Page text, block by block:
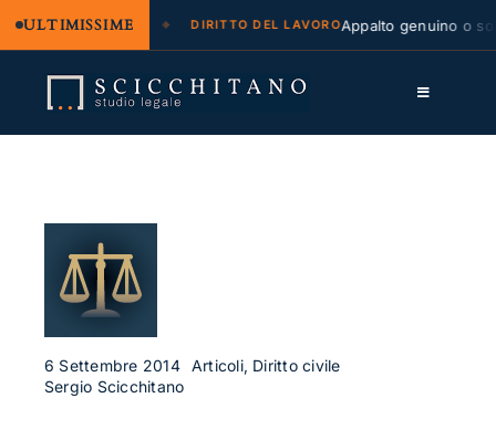
ULTIMISSIME
e regresso DIRITTO DEL LAVOROAppalto genuino o
contenuto
Toggle
Approfondimenti
Contatti
6 Settembre 2014 Articoli, Diritto civile
Sergio Scicchitano